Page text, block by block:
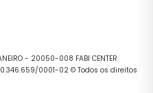
- 20050-008 FABI CENTER
00.346.659/0001-02 © Todos os direitos